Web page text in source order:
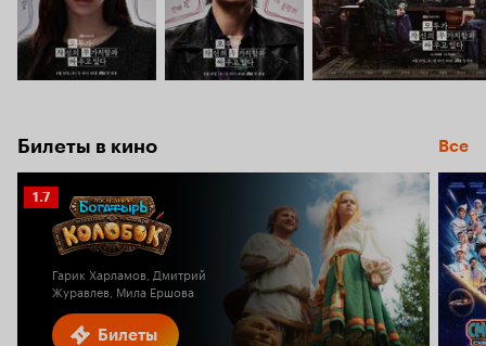
Билеты в кино Все
Билеты
Рейтинг
Кинопоиска
1.7
Гарик Харламов, Дмитрий
Журавлев, Мила Ершова